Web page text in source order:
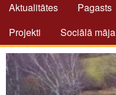
Aktualitātes Pagasts
Projekti
Sociālā māja